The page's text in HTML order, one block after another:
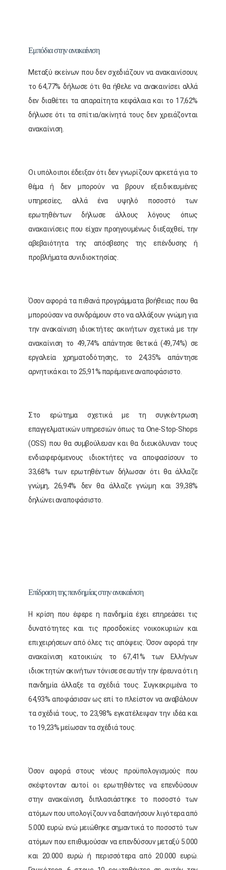
Εμπόδια στην ανακαίνιση
Μεταξύ εκείνων που δεν σχεδιάζουν να ανακαινίσουν,
το 64,77% δήλωσε ότι θα ήθελε να ανακαινίσει αλλά
δεν διαθέτει τα απαραίτητα κεφάλαια και το 17,62%
δήλωσε ότι τα σπίτια/ακίνητά τους δεν χρειάζονται
ανακαίνιση.
Οι υπόλοιποι έδειξαν ότι δεν γνωρίζουν αρκετά για το
θέμα ή δεν μπορούν να βρουν εξειδικευμένες
υπηρεσίες, αλλά ένα υψηλό ποσοστό των
ερωτηθέντων δήλωσε άλλους λόγους όπως
ανακαινίσεις που είχαν προηγουμένως διεξαχθεί, την
αβεβαιότητα της απόσβεσης της επένδυσης ή
προβλήματα συνιδιοκτησίας.
Όσον αφορά τα πιθανά προγράμματα βοήθειας που θα
μπορούσαν να συνδράμουν στο να αλλάξουν γνώμη για
την ανακαίνιση ιδιοκτήτες ακινήτων σχετικά με την
ανακαίνιση το 49,74% απάντησε θετικά (49,74%) σε
εργαλεία χρηματοδότησης, το 24,35% απάντησε
αρνητικά και το 25,91% παρέμεινε αναποφάσιστο.
Στο ερώτημα σχετικά με τη συγκέντρωση
επαγγελματικών υπηρεσιών όπως τα One-Stop-Shops
(OSS) που θα συμβούλευαν και θα διευκόλυναν τους
ενδιαφερόμενους ιδιοκτήτες να αποφασίσουν το
33,68% των ερωτηθέντων δήλωσαν ότι θα άλλαζε
γνώμη, 26,94% δεν θα άλλαζε γνώμη και 39,38%
δηλώνει αναποφάσιστο.
Επίδραση της πανδημίας στην ανακαίνιση
Η κρίση που έφερε η πανδημία έχει επηρεάσει τις
δυνατότητες και τις προσδοκίες νοικοκυριών και
επιχειρήσεων από όλες τις απόψεις. Όσον αφορά την
ανακαίνιση κατοικιών, το 67,41% των Ελλήνων
ιδιοκτητών ακινήτων τόνισε σε αυτήν την έρευνα ότι η
πανδημία άλλαξε τα σχέδιά τους. Συγκεκριμένα το
64,93% αποφάσισαν ως επί το πλείστον να αναβάλουν
τα σχέδιά τους, το 23,98% εγκατέλειψαν την ιδέα και
το 19,23% μείωσαν τα σχέδιά τους.
Όσον αφορά στους νέους προϋπολογισμούς που
σκέφτονταν αυτοί οι ερωτηθέντες να επενδύσουν
στην ανακαίνιση, διπλασιάστηκε το ποσοστό των
ατόμων που υπολογίζουν να δαπανήσουν λιγότερα από
5.000 ευρώ ενώ μειώθηκε σημαντικά το ποσοστό των
ατόμων που επιθυμούσαν να επενδύσουν μεταξύ 5.000
και 20.000 ευρώ ή περισσότερα από 20.000 ευρώ.